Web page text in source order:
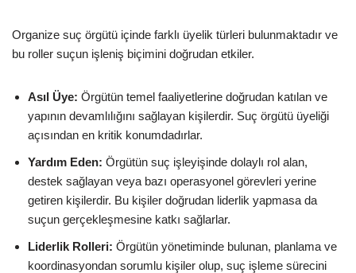
Organize suç örgütü içinde farklı üyelik türleri bulunmaktadır ve
bu roller suçun işleniş biçimini doğrudan etkiler.
Asıl Üye: Örgütün temel faaliyetlerine doğrudan katılan ve
yapının devamlılığını sağlayan kişilerdir. Suç örgütü üyeliği
açısından en kritik konumdadırlar.
Yardım Eden: Örgütün suç işleyişinde dolaylı rol alan,
destek sağlayan veya bazı operasyonel görevleri yerine
getiren kişilerdir. Bu kişiler doğrudan liderlik yapmasa da
suçun gerçekleşmesine katkı sağlarlar.
Liderlik Rolleri: Örgütün yönetiminde bulunan, planlama ve
koordinasyondan sorumlu kişiler olup, suç işleme sürecini